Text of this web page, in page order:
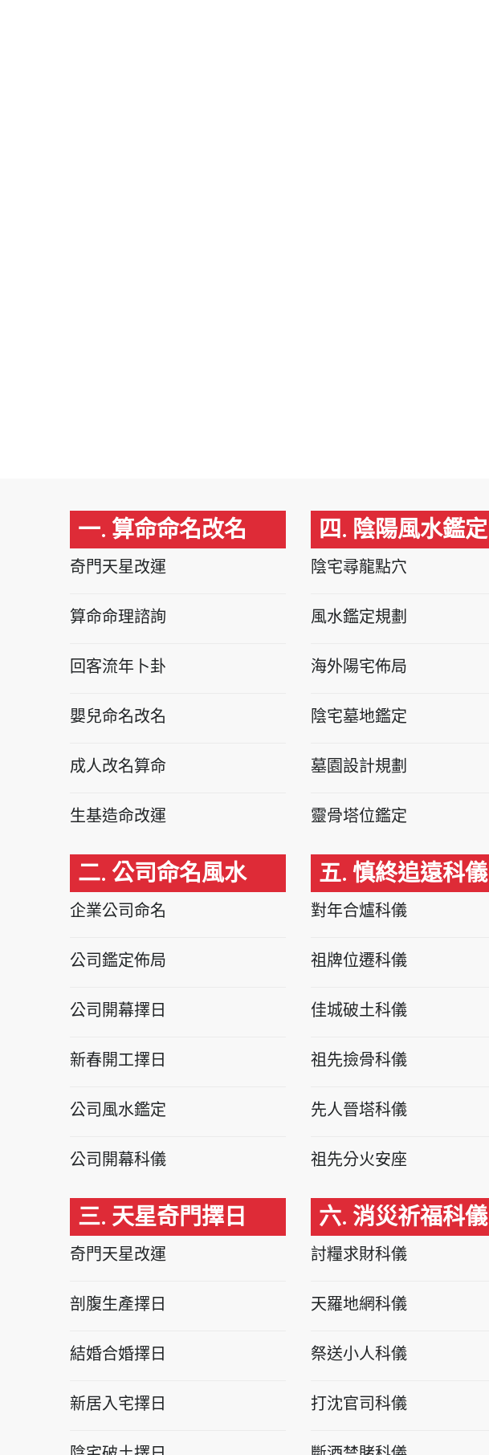
一. 算命命名改名
奇門天星改運
算命命理諮詢
回客流年卜卦
嬰兒命名改名
成人改名算命
生基造命改運
二. 公司命名風水
企業公司命名
公司鑑定佈局
公司開幕擇日
新春開工擇日
公司風水鑑定
公司開幕科儀
三. 天星奇門擇日
奇門天星改運
剖腹生產擇日
結婚合婚擇日
新居入宅擇日
四. 陰陽風水鑑定
陰宅尋龍點穴
風水鑑定規劃
海外陽宅佈局
陰宅墓地鑑定
墓園設計規劃
靈骨塔位鑑定
五. 慎終追遠科儀
對年合爐科儀
祖牌位遷科儀
佳城破土科儀
祖先撿骨科儀
先人晉塔科儀
祖先分火安座
六. 消災祈福科儀
討糧求財科儀
天羅地網科儀
祭送小人科儀
打沈官司科儀